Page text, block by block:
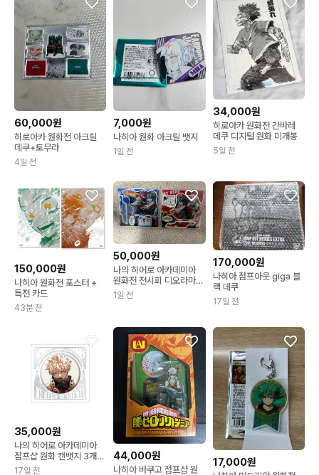
60,000원
히로아카 원화전 아크릴
데쿠+토무라
4일 전
7,000원
나히아 원화 아크릴 뱃지
1일 전
34,000원
히로아카 원화전 간바레
데쿠 디지털 원화 미개봉
5일 전
150,000원
나히아 원화전 포스터 +
특전 카드
43분 전
50,000원
나의 히어로 아카데미아
원화전 전시회 디오라마
(미개봉)
1일 전
170,000원
나히아 점프아웃 giga 블
랙 데쿠
17일 전
35,000원
나의 히어로 아카데미아
점프샵 원화 캔뱃지 3개
세트
17일 전
44,000원
나히아 바쿠고 점프샵 원
17,000원